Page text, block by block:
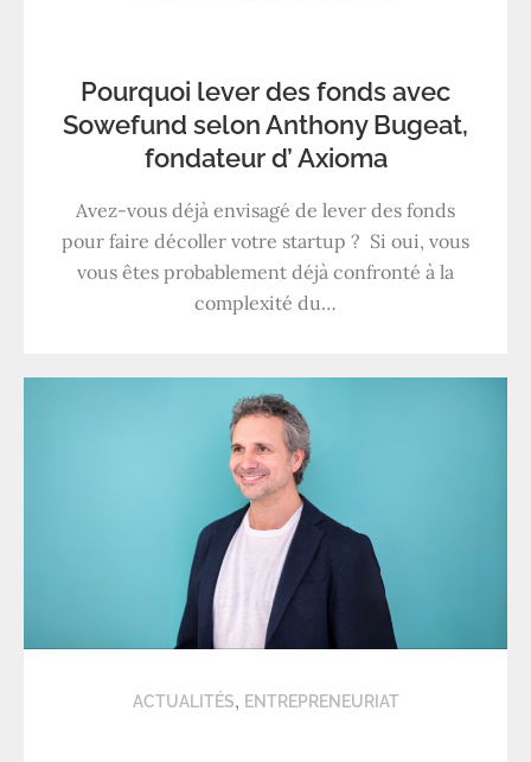
Pourquoi lever des fonds avec
Sowefund selon Anthony Bugeat,
fondateur d’ Axioma
Avez-vous déjà envisagé de lever des fonds
pour faire décoller votre startup ? Si oui, vous
vous êtes probablement déjà confronté à la
complexité du…
ACTUALITÉS, ENTREPRENEURIAT